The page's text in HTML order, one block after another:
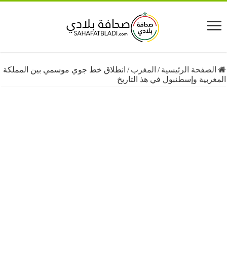
الرئيسية /المغرب/انطلاق خط جوي موسمي بين المملكة
وإسطنبول في هذ التاريخ